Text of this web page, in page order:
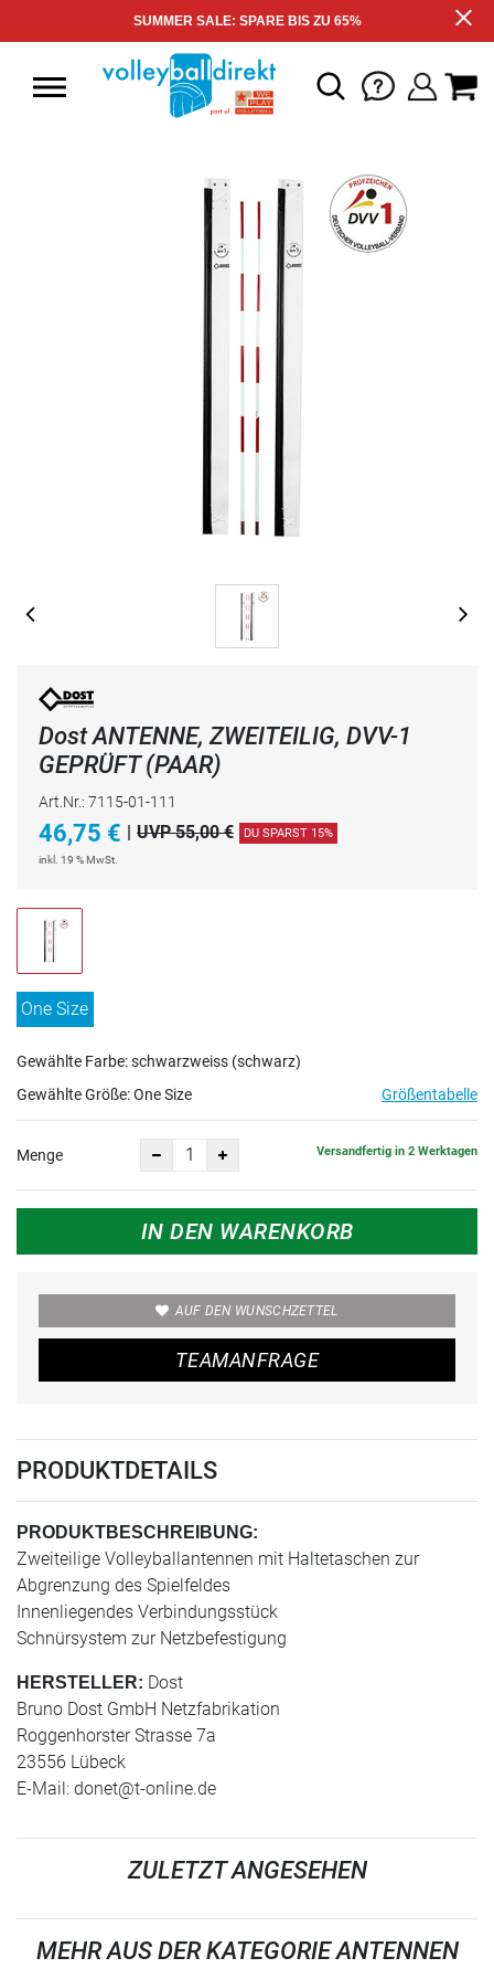
SUMMER SALE: SPARE BIS ZU 65%
Dost ANTENNE, ZWEITEILIG, DVV-1
GEPRÜFT (PAAR)
Art.Nr.: 7115-01-111
46,75 € | UVP 55,00 € DU SPARST 15%
inkl. 19 % MwSt.
One Size
Gewählte Farbe: schwarzweiss (schwarz)
Gewählte Größe:One Size Größentabelle
Menge Versandfertig in 2 Werktagen
IN DEN WARENKORB
AUF DEN WUNSCHZETTEL
TEAMANFRAGE
PRODUKTDETAILS
PRODUKTBESCHREIBUNG:
Zweiteilige Volleyballantennen mit Haltetaschen zur
Abgrenzung des Spielfeldes
Innenliegendes Verbindungsstück
Schnürsystem zur Netzbefestigung
HERSTELLER: Dost
Bruno Dost GmbH Netzfabrikation
Roggenhorster Strasse 7a
23556 Lübeck
E-Mail: donet@t-online.de
ZULETZT ANGESEHEN
MEHR AUS DER KATEGORIE ANTENNEN